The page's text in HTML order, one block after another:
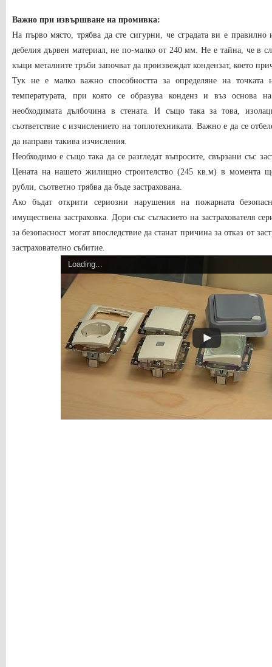
Важно при извършване на промивка:
На първо място, трябва да сте сигурни, че сградата ви е правилно
дебелия дървен материал, не по-малко от 240 мм. Не е тайна, че в
къщи металните тръби започват да произвеждат кондензат, което
Тук не е малко важно способността за определяне на
температурата, при която се образува конденз и въз основа
необходимата дълбочина в стената. И също така за това,
съответствие с изчислението на топлотехниката. Важно е да се
да направи такива изчисления.
Необходимо е също така да се разгледат въпросите, свързани със
Цената на нашето жилищно строителство (245 кв.м) в момента
рубли, съответно трябва да бъде застрахована.
Ако бъдат открити сериозни нарушения на пожарната
имуществена застраховка. Дори със съгласието на застрахователя
за безопасност могат впоследствие да станат причина за отказ от
застрахователно събитие.
Loading...